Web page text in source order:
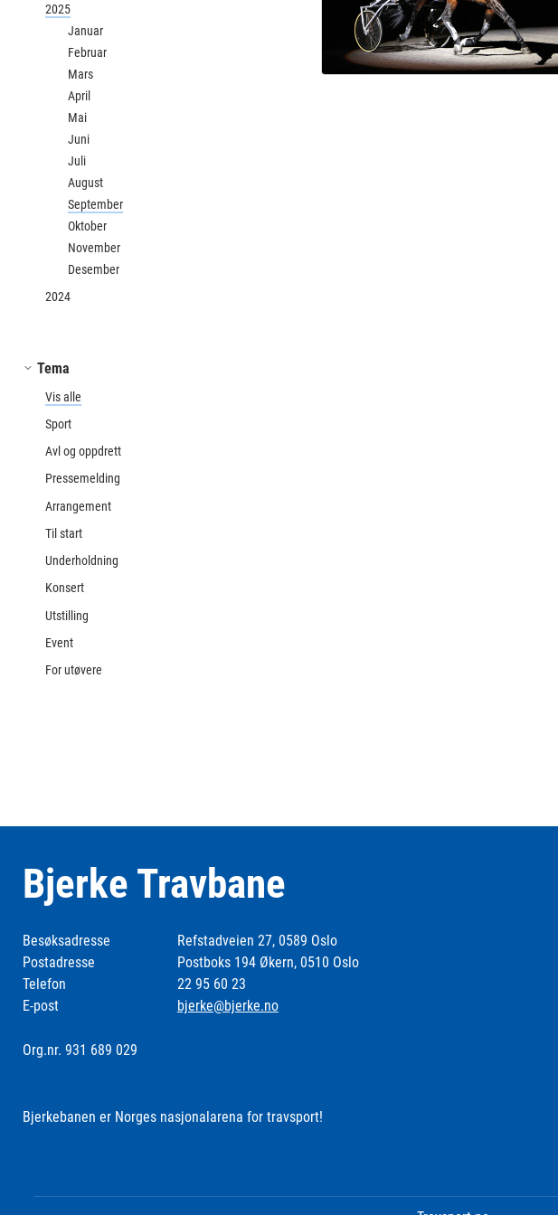
2025
Januar
Februar
Mars
April
Mai
Juni
Juli
August
September
Oktober
November
Desember
2024
Tema
Vis alle
Sport
Avl og oppdrett
Pressemelding
Arrangement
Til start
Underholdning
Konsert
Utstilling
Event
For utøvere
Bjerke Travbane
Besøksadresse
Refstadveien 27, 0589 Oslo
Postadresse
Postboks 194 Økern, 0510 Oslo
Telefon
22 95 60 23
E-post
bjerke@bjerke.no
Org.nr. 931 689 029
Bjerkebanen er Norges nasjonalarena for travsport!